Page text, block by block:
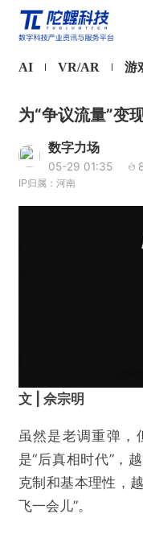
AI VR/AR 游
为“争议流量”变
数字力场
05-29 01:35
IP归属：河南
文 | 佘宗明
虽然是老调重弹，
是“后真相时代”，
克制和基本理性，
飞一会儿”。